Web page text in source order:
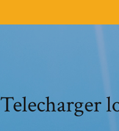
Telecharger